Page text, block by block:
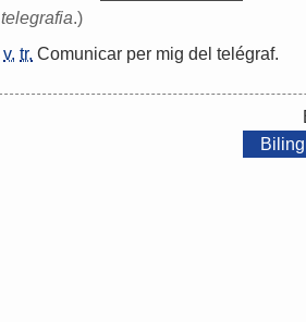
telegrafia.)
v. tr. Comunicar per mig del telégraf.